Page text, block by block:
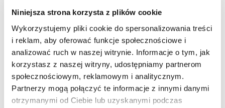
Niniejsza strona korzysta z plików cookie
Wykorzystujemy pliki cookie do spersonalizowania treści
i reklam, aby oferować funkcje społecznościowe i
analizować ruch w naszej witrynie. Informacje o tym, jak
korzystasz z naszej witryny, udostępniamy partnerom
społecznościowym, reklamowym i analitycznym.
Partnerzy mogą połączyć te informacje z innymi danymi
otrzymanymi od Ciebie lub uzyskanymi podczas
Career Turnto bezpłatny projekt (szkolenia
odbywają się online)
27 lipiec - 7 sierpień 2026
W 2 tygodnie:
poznasz różne ścieżki kariery